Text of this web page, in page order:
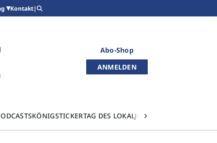
Kontakt|
Abo-Shop
ANMELDEN
KÖNIGSTICKERTAG DES LOKALJOURNALISMUS